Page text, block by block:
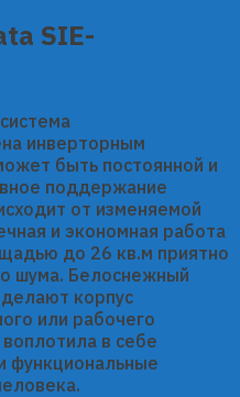
SIE-
инверторным
быть постоянной и
поддержание
от изменяемой
и экономная работа
до 26 кв.м приятно
шума. Белоснежный
корпус
или рабочего
в себе
функциональные